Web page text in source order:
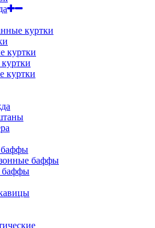
куртки
куртки
куртки
баффы
баффы
баффы